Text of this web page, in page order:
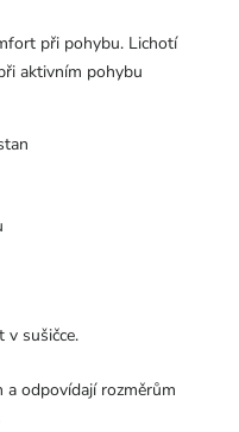
při pohybu. Lichotí
aktivním pohybu
v sušičce.
a odpovídají rozměrům